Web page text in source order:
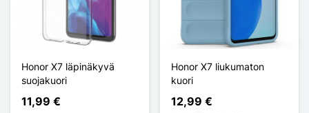
Honor X7 läpinäkyvä
suojakuori
11,99 €
Honor X7 liukumaton
kuori
12,99 €